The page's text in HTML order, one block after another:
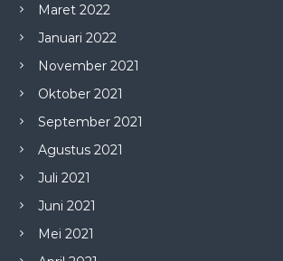
Maret 2022
Januari 2022
November 2021
Oktober 2021
September 2021
Agustus 2021
Juli 2021
Juni 2021
Mei 2021